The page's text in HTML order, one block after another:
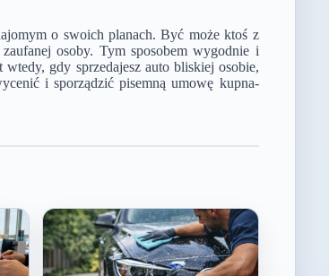
o swoich planach. Być może ktoś z
osoby. Tym sposobem wygodnie i
gdy sprzedajesz auto bliskiej osobie,
i sporządzić pisemną umowę kupna-